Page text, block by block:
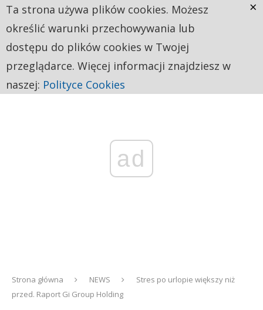
ad
Strona główna NEWS
Stres po urlopie większy niż
przed. Raport Gi Group Holding
Ta strona używa plików cookies. Możesz
określić warunki przechowywania lub
dostępu do plików cookies w Twojej
przeglądarce. Więcej informacji znajdziesz w
naszej: Polityce Cookies
×